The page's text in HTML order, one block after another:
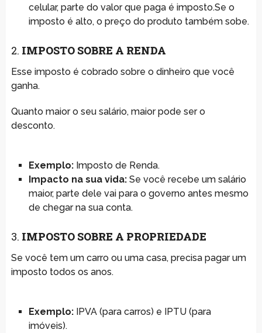
celular, parte do valor que paga é imposto.Se o
imposto é alto, o preço do produto também sobe.
2. IMPOSTO SOBRE A RENDA
Esse imposto é cobrado sobre o dinheiro que você
ganha.
Quanto maior o seu salário, maior pode ser o
desconto.
Exemplo:Imposto de Renda.
Impacto na sua vida:Se você recebe um salário
maior, parte dele vai para o governo antes mesmo
de chegar na sua conta.
3. IMPOSTO SOBRE A PROPRIEDADE
Se você tem um carro ou uma casa, precisa pagar um
imposto todos os anos.
Exemplo:IPVA (para carros) e IPTU (para
imóveis).